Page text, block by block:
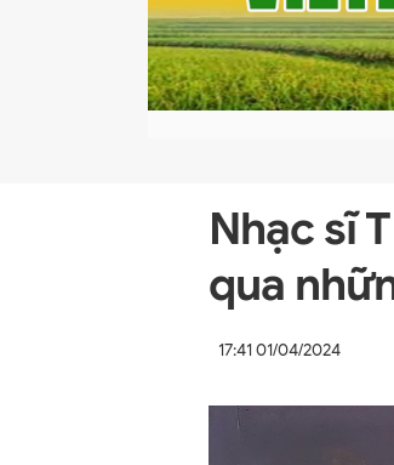
Nhạc sĩ
qua
17:41 01/04/2024